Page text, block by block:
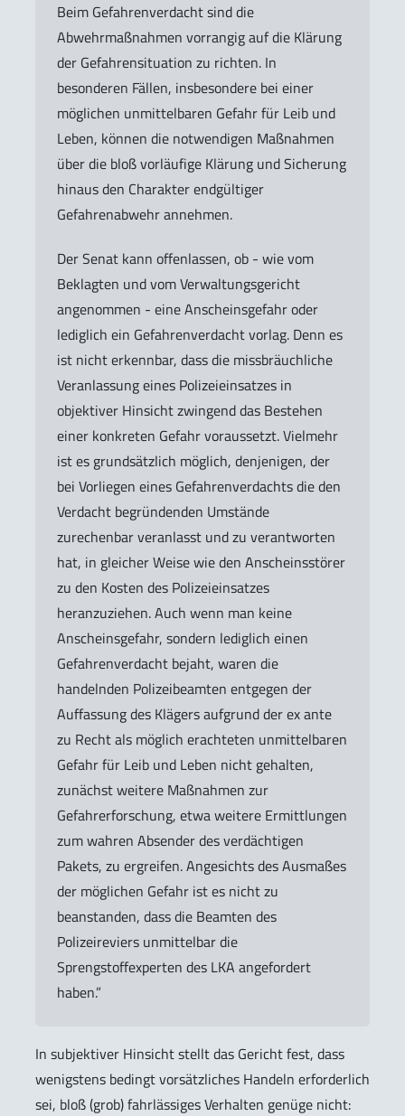
Beim Gefahrenverdacht sind die
Abwehrmaßnahmen vorrangig auf die Klärung
der Gefahrensituation zu richten. In
besonderen Fällen, insbesondere bei einer
möglichen unmittelbaren Gefahr für Leib und
Leben, können die notwendigen Maßnahmen
über die bloß vorläufige Klärung und Sicherung
hinaus den Charakter endgültiger
Gefahrenabwehr annehmen.
Der Senat kann offenlassen, ob - wie vom
Beklagten und vom Verwaltungsgericht
angenommen - eine Anscheinsgefahr oder
lediglich ein Gefahrenverdacht vorlag. Denn es
ist nicht erkennbar, dass die missbräuchliche
Veranlassung eines Polizeieinsatzes in
objektiver Hinsicht zwingend das Bestehen
einer konkreten Gefahr voraussetzt. Vielmehr
ist es grundsätzlich möglich, denjenigen, der
bei Vorliegen eines Gefahrenverdachts die den
Verdacht begründenden Umstände
zurechenbar veranlasst und zu verantworten
hat, in gleicher Weise wie den Anscheinsstörer
zu den Kosten des Polizeieinsatzes
heranzuziehen. Auch wenn man keine
Anscheinsgefahr, sondern lediglich einen
Gefahrenverdacht bejaht, waren die
handelnden Polizeibeamten entgegen der
Auffassung des Klägers aufgrund der ex ante
zu Recht als möglich erachteten unmittelbaren
Gefahr für Leib und Leben nicht gehalten,
zunächst weitere Maßnahmen zur
Gefahrerforschung, etwa weitere Ermittlungen
zum wahren Absender des verdächtigen
Pakets, zu ergreifen. Angesichts des Ausmaßes
der möglichen Gefahr ist es nicht zu
beanstanden, dass die Beamten des
Polizeireviers unmittelbar die
Sprengstoffexperten des LKA angefordert
haben.”
In subjektiver Hinsicht stellt das Gericht fest, dass
wenigstens bedingt vorsätzliches Handeln erforderlich
sei, bloß (grob) fahrlässiges Verhalten genüge nicht: